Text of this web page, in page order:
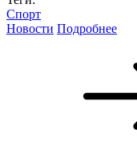
Спорт
Новости Подробнее